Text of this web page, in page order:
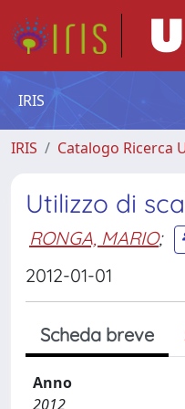
IRIS
IRIS Catalogo Ricerca
Utilizzo di
RONGA, MARIO;
2012-01-01
Scheda breve
Anno
2012